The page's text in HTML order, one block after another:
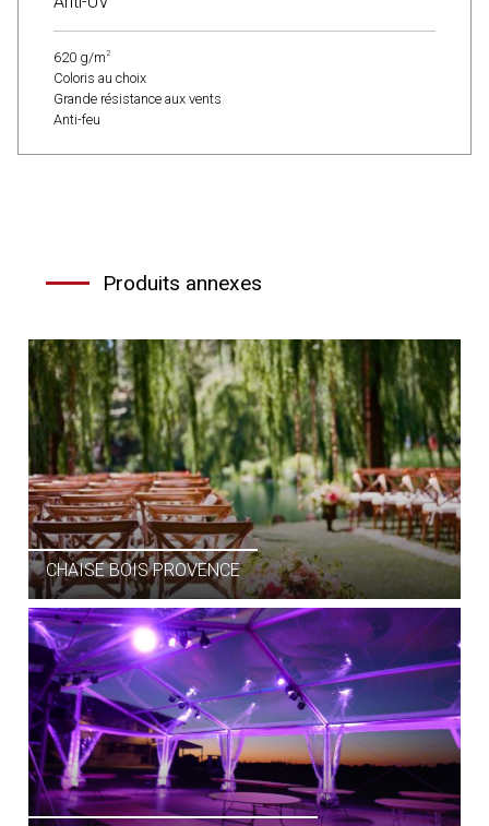
620 g/m2
Coloris au choix
Grande résistance aux vents
Anti-feu
Produits annexes
CHAISE BOIS PROVENCE
GUIRLANDE GUINGUETTE